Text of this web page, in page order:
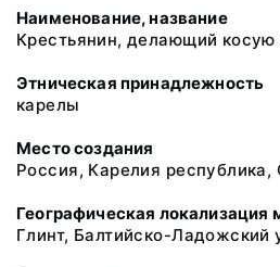
Наименование, название
Крестьянин, делающий косую
Этническая принадлежность
карелы
Место создания
Россия, Карелия
Географическая локализация
Глинт, Балтийско-Ладожский